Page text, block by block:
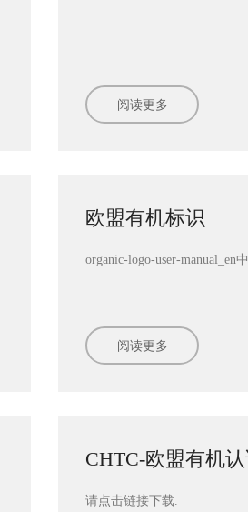
阅读更多
欧盟有机标识
organic-logo-user-manual_en
阅读更多
CHTC-欧盟有机
请点击链接下载.